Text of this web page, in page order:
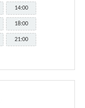
14:00
18:00
21:00